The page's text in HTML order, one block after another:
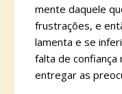
mente daquele
frustrações, e
lamenta e se
falta de confiança
entregar as